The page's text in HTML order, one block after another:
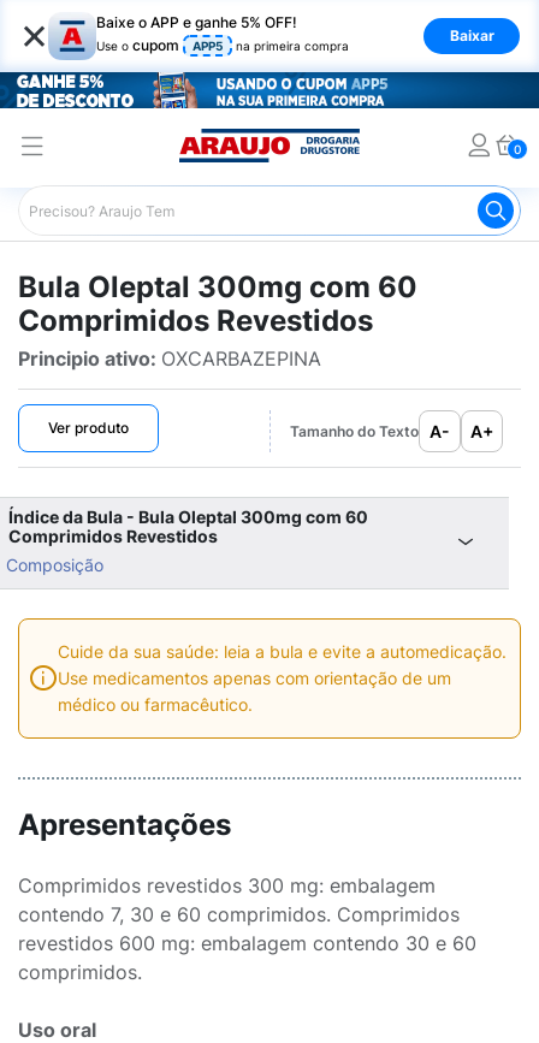
× Baixe o APP e ganhe 5% OFF!
Use o cupom APP5 na primeira compra
Baixar
0
Araujo Bulário Araujo Oleptal 300mg com 60
Bula Oleptal 300mg com 60
Comprimidos Revestidos
Principio ativo: OXCARBAZEPINA
Ver produto Tamanho do Texto A- A+
Índice da Bula - Bula Oleptal 300mg com 60
Comprimidos Revestidos
Composição
Cuide da sua saúde: leia a bula e evite a automedicação.
Use medicamentos apenas com orientação de um
médico ou farmacêutico.
Apresentações
Comprimidos revestidos 300 mg: embalagem
contendo 7, 30 e 60 comprimidos. Comprimidos
revestidos 600 mg: embalagem contendo 30 e 60
comprimidos.
Uso oral